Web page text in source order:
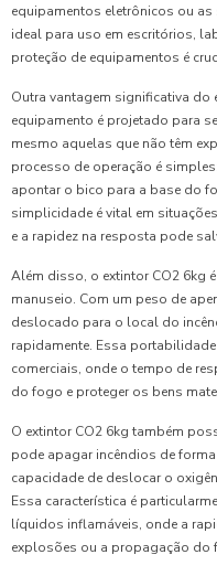
equipamentos eletrônicos ou
ideal para uso em escritórios,
proteção de equipamentos é
Outra vantagem significativa do
equipamento é projetado para
mesmo aquelas que não têm
processo de operação é
apontar o bico para a base do
simplicidade é vital em
e a rapidez na resposta pode
Além disso, o extintor CO2 6kg
manuseio. Com um peso de
deslocado para o local do
rapidamente. Essa
comerciais, onde o tempo de
do fogo e proteger os bens
O extintor CO2 6kg também
pode apagar incêndios de
capacidade de deslocar o
Essa característica é
líquidos inflamáveis, onde a
explosões ou a propagação do